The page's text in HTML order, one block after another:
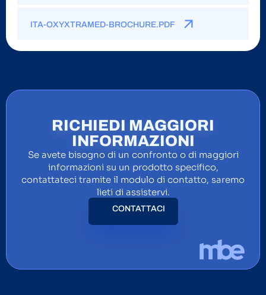
ITA-OXYXTRAMED-BROCHURE.PDF
RICHIEDI MAGGIORI
INFORMAZIONI
Se avete bisogno di un confronto o di maggiori
informazioni su un prodotto specifico,
contattateci tramite il modulo di contatto, saremo
lieti di assistervi.
CONTATTACI